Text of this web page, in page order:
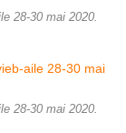
28-30 mai 2020.
28-30 mai 2020.